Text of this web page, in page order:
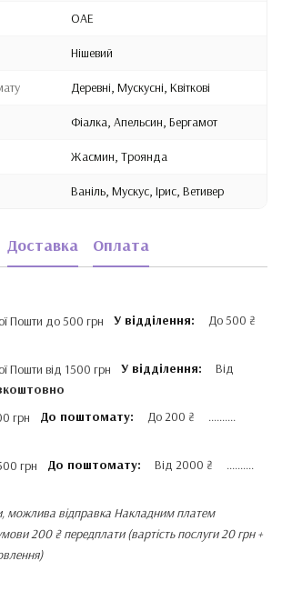
ОАЕ
Нішевий
Деревні, Мускусні, Квіткові
Фіалка, Апельсин, Бергамот
Жасмин, Троянда
Ваніль, Мускус, Ірис, Ветивер
Доставка Оплата
У відділення: До 500 ₴
У відділення: Від
До поштомату: До 200 ₴ ..........
До поштомату: Від 2000 ₴ ..........
можлива відправка Накладним платем
200 ₴ передплати (вартість послуги 20 грн +